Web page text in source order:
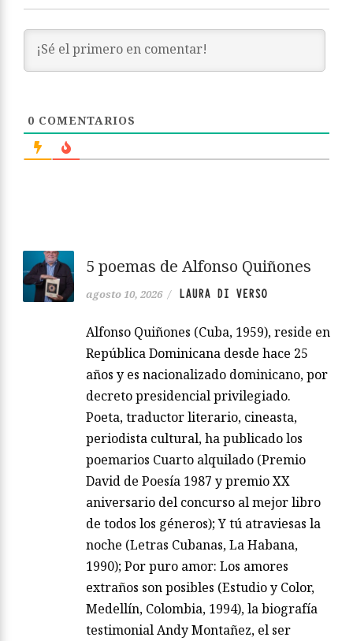
0 COMENTARIOS
5 poemas de Alfonso Quiñones
agosto 10, 2026 / LAURA DI VERSO
Alfonso Quiñones (Cuba, 1959), reside en
República Dominicana desde hace 25
años y es nacionalizado dominicano, por
decreto presidencial privilegiado.
Poeta, traductor literario, cineasta,
periodista cultural, ha publicado los
poemarios Cuarto alquilado (Premio
David de Poesía 1987 y premio XX
aniversario del concurso al mejor libro
de todos los géneros); Y tú atraviesas la
noche (Letras Cubanas, La Habana,
1990); Por puro amor: Los amores
extraños son posibles (Estudio y Color,
Medellín, Colombia, 1994), la biografía
testimonial Andy Montañez, el ser